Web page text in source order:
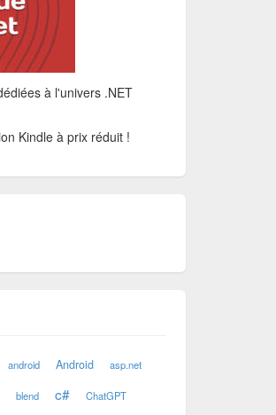
à l'univers .NET
Kindle à prix réduit !
android Android asp.net
blend c# ChatGPT